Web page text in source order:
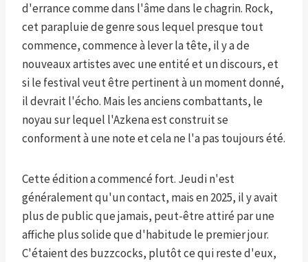
d'errance comme dans l'âme dans le chagrin. Rock,
cet parapluie de genre sous lequel presque tout
commence, commence à lever la tête, il y a de
nouveaux artistes avec une entité et un discours, et
si le festival veut être pertinent à un moment donné,
il devrait l'écho. Mais les anciens combattants, le
noyau sur lequel l'Azkena est construit se
conforment à une note et cela ne l'a pas toujours été.
Cette édition a commencé fort. Jeudi n'est
généralement qu'un contact, mais en 2025, il y avait
plus de public que jamais, peut-être attiré par une
affiche plus solide que d'habitude le premier jour.
C'étaient des buzzcocks, plutôt ce qui reste d'eux,